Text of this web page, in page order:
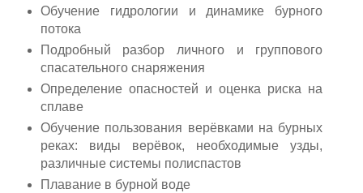
Обучение гидрологии и динамике бурного
потока
Подробный разбор личного и группового
спасательного снаряжения
Определение опасностей и оценка риска на
сплаве
Обучение пользования верёвками на бурных
реках: виды верёвок, необходимые узды,
различные системы полиспастов
Плавание в бурной воде